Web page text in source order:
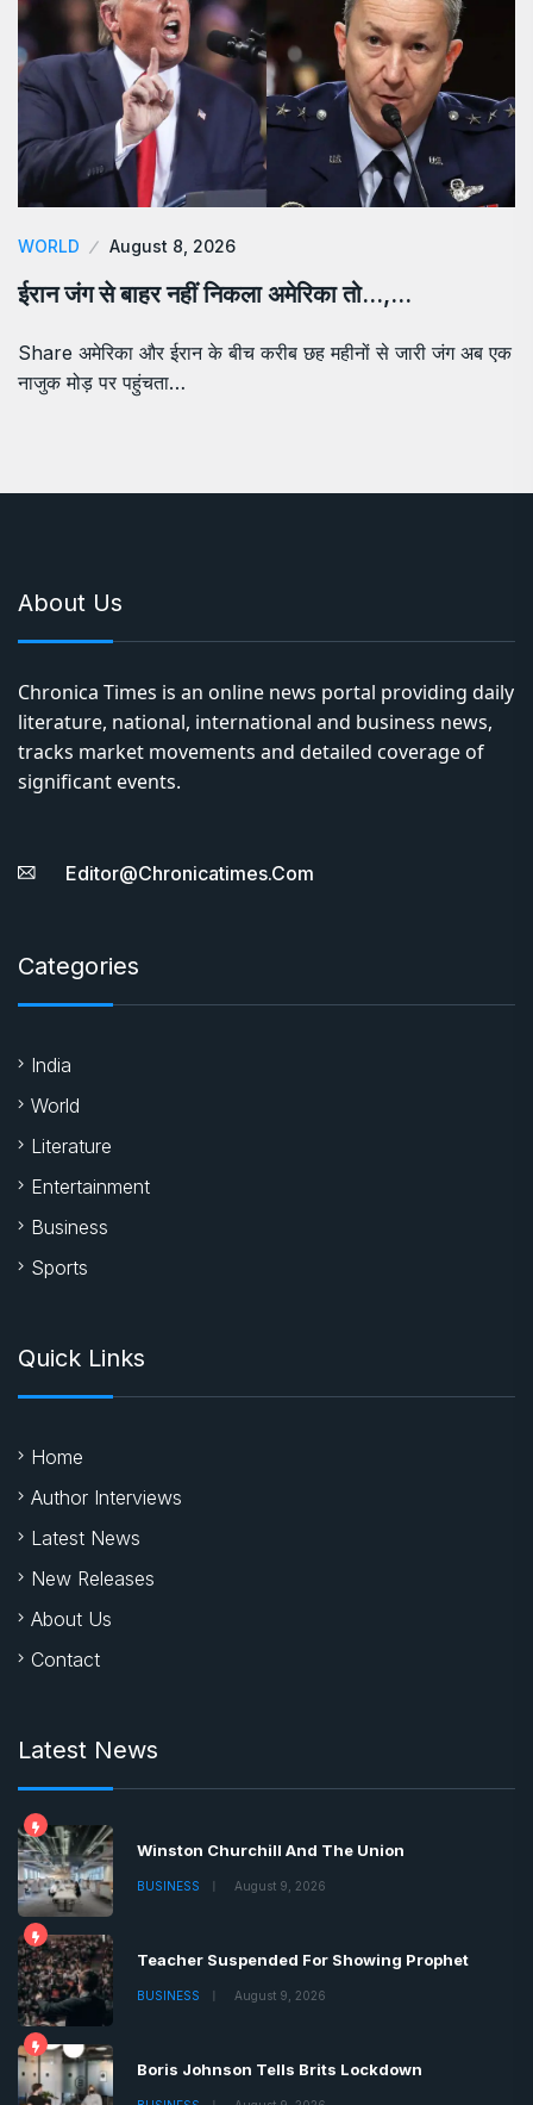
WORLD August 8, 2026
ईरान जंग से बाहर नहीं निकला अमेरिका तो…,…
Share अमेरिका और ईरान के बीच करीब छह महीनों से जारी जंग अब एक
नाजुक मोड़ पर पहुंचता…
About Us
Chronica Times is an online news portal providing daily
literature, national, international and business news,
tracks market movements and detailed coverage of
significant events.
Editor@chronicatimes.com
Categories
India
World
Literature
Entertainment
Business
Sports
Quick Links
Home
Author Interviews
Latest News
New Releases
About Us
Contact
Latest News
Winston Churchill And The Union
BUSINESS August 9, 2026
Teacher Suspended For Showing Prophet
BUSINESS August 9, 2026
Boris Johnson Tells Brits Lockdown